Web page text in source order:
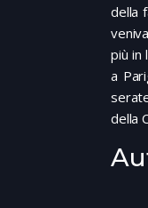
della
più in
a
della